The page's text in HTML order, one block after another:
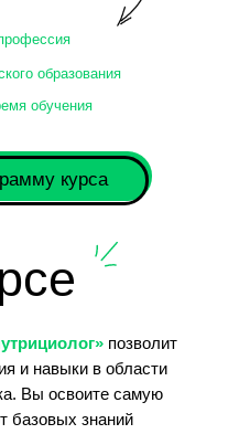
курса
образования
обучения
позволит
и навыки в области
Вы освоите самую
базовых знаний